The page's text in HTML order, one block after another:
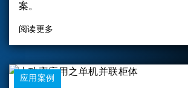
案。
阅读更多
应用案例